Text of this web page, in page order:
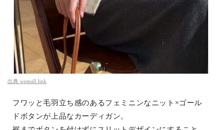
出典 wemall.link
フワッと毛羽立ち感のあるフェミニンなニット×ゴール
ドボタンが上品なカーディガン。